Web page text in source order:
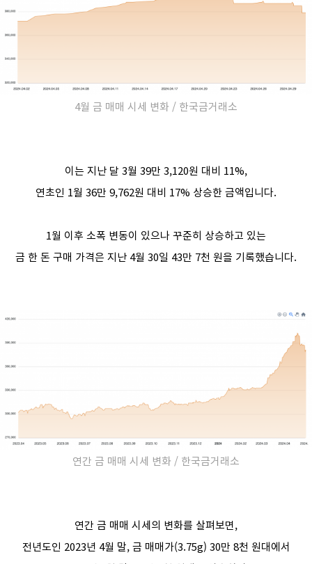
4월 금 매매 시세 변화 / 한국금거래소
이는 지난 달 3월 39만 3,120원 대비 11%,
연초인 1월 36만 9,762원 대비 17% 상승한 금액입니다.
1월 이후 소폭 변동이 있으나 꾸준히 상승하고 있는
금 한 돈 구매 가격은 지난 4월 30일 43만 7천 원을 기록했습니다.
연간 금 매매 시세 변화 / 한국금거래소
연간 금 매매 시세의 변화를 살펴보면,
전년도인 2023년 4월 말, 금 매매가(3.75g) 30만 8천 원대에서